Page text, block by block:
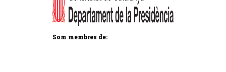
Som membres de: